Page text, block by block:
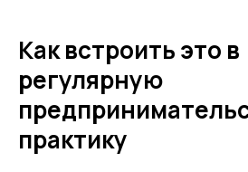
Как встроить это в
регулярную
практику